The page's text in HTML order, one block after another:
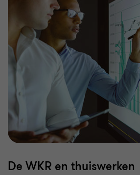
De WKR en thuiswerken